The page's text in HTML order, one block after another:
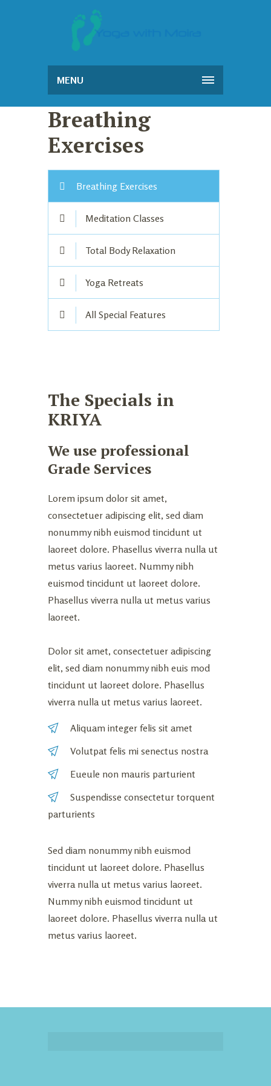
MENU
Breathing
Exercises
Breathing Exercises
Meditation Classes
Total Body Relaxation
Yoga Retreats
All Special Features
The Specials in
KRIYA
We use professional
Grade Services
Lorem ipsum dolor sit amet,
consectetuer adipiscing elit, sed diam
nonummy nibh euismod tincidunt ut
laoreet dolore. Phasellus viverra nulla ut
metus varius laoreet. Nummy nibh
euismod tincidunt ut laoreet dolore.
Phasellus viverra nulla ut metus varius
laoreet.
Dolor sit amet, consectetuer adipiscing
elit, sed diam nonummy nibh euis mod
tincidunt ut laoreet dolore. Phasellus
viverra nulla ut metus varius laoreet.
Aliquam integer felis sit amet
Volutpat felis mi senectus nostra
Eueule non mauris parturient
Suspendisse consectetur torquent
parturients
Sed diam nonummy nibh euismod
tincidunt ut laoreet dolore. Phasellus
viverra nulla ut metus varius laoreet.
Nummy nibh euismod tincidunt ut
laoreet dolore. Phasellus viverra nulla ut
metus varius laoreet.